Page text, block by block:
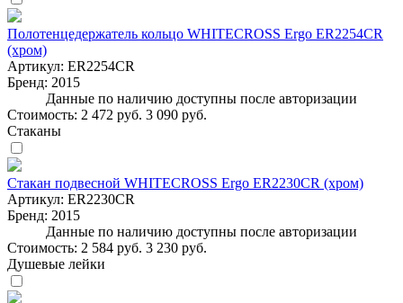
Полотенцедержатель кольцо WHITECROSS Ergo ER2254CR
(хром)
Артикул: ER2254CR
Бренд: 2015
Данные по наличию доступны после авторизации
Стоимость: 2 472 руб. 3 090 руб.
Стаканы
Стакан подвесной WHITECROSS Ergo ER2230CR (хром)
Артикул: ER2230CR
Бренд: 2015
Данные по наличию доступны после авторизации
Стоимость: 2 584 руб. 3 230 руб.
Душевые лейки